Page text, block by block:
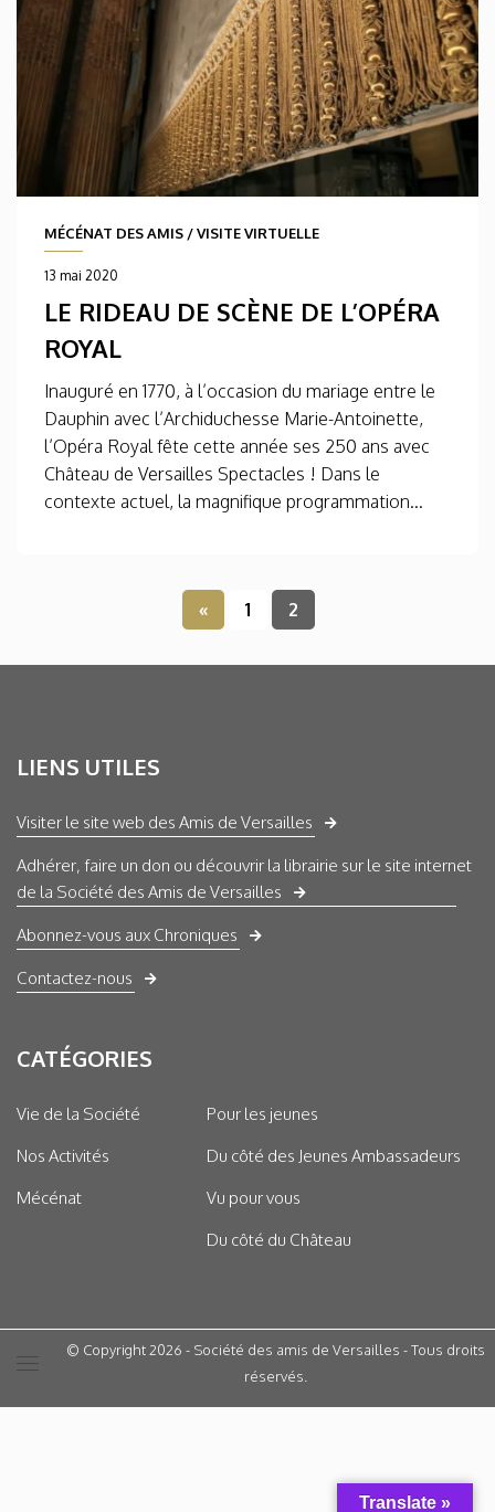
MÉCÉNAT DES AMIS /VISITE VIRTUELLE
13 mai 2020
LE RIDEAU DE SCÈNE DE L’OPÉRA
ROYAL
Inauguré en 1770, à l’occasion du mariage entre le
Dauphin avec l’Archiduchesse Marie-Antoinette,
l’Opéra Royal fête cette année ses 250 ans avec
Château de Versailles Spectacles ! Dans le
contexte actuel, la magnifique programmation...
« 1 2
LIENS UTILES
Visiter le site web des Amis de Versailles
Adhérer, faire un don ou découvrir la librairie sur le site internet
de la Société des Amis de Versailles
Abonnez-vous aux Chroniques
Contactez-nous
CATÉGORIES
Vie de la Société
Nos Activités
Mécénat
Pour les jeunes
Du côté des Jeunes Ambassadeurs
Vu pour vous
Du côté du Château
© Copyright 2026 - Société des amis de Versailles - Tous droits
réservés.
Translate »